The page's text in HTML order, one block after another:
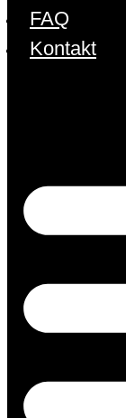
FAQ
Kontakt